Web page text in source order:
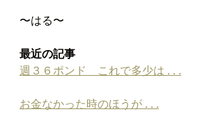
〜はる〜
最近の記事
週３６ポンド　これで多少は . . .
お金なかった時のほうが . . .